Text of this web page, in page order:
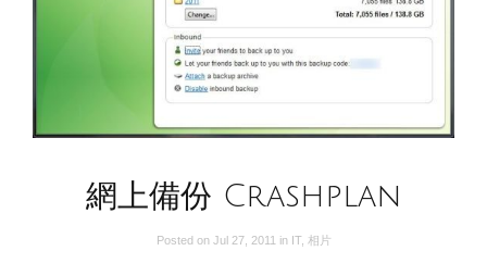
網上備份 Crashplan
Posted on Jul 27, 2011 in IT, 相片